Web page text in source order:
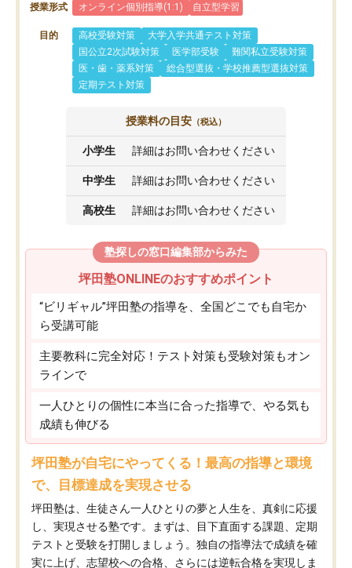
授業形式 オンライン個別指導(1:1) 自立型学習
目的 高校受験対策
大学入学共通テスト対策
国公立2次試験対策
医学部受験
難関私立受験対策
医・歯・薬系対策
総合型選抜・学校推薦型選抜対策
定期テスト対策
授業料の目安 （税込）
小学生 詳細はお問い合わせください
中学生 詳細はお問い合わせください
高校生 詳細はお問い合わせください
塾探しの窓口編集部からみた
坪田塾ONLINEのおすすめポイント
“ビリギャル”坪田塾の指導を、全国どこでも自宅か
ら受講可能
主要教科に完全対応！テスト対策も受験対策もオン
ラインで
一人ひとりの個性に本当に合った指導で、やる気も
成績も伸びる
坪田塾が自宅にやってくる！最高の指導と環境
で、目標達成を実現させる
坪田塾は、生徒さん一人ひとりの夢と人生を、真剣に応援
し、実現させる塾です。まずは、目下直面する課題、定期
テストと受験を打開しましょう。独自の指導法で成績を確
実に上げ、志望校への合格、さらには逆転合格を実現しま